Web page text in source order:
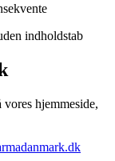
indholdstab
hjemmeside,